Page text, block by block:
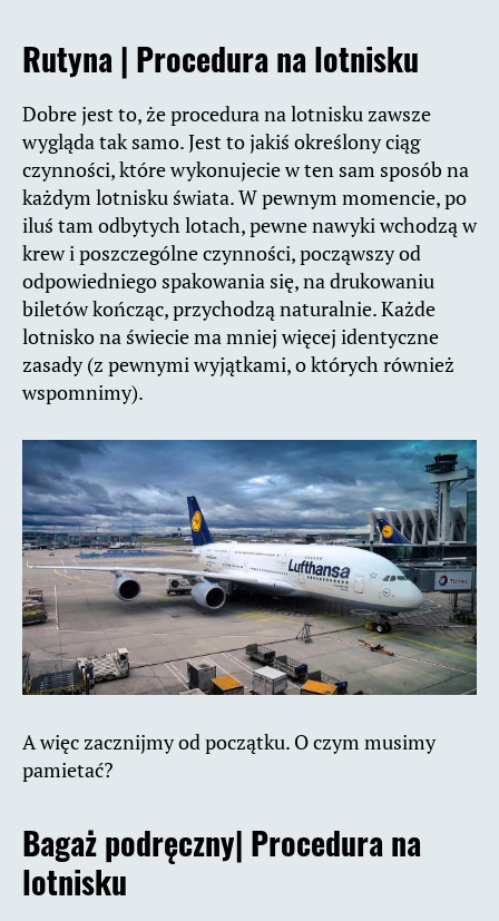
Rutyna | Procedura na lotnisku
Dobre jest to, że procedura na lotnisku zawsze
wygląda tak samo. Jest to jakiś określony ciąg
czynności, które wykonujecie w ten sam sposób na
każdym lotnisku świata. W pewnym momencie, po
iluś tam odbytych lotach, pewne nawyki wchodzą w
krew i poszczególne czynności, począwszy od
odpowiedniego spakowania się, na drukowaniu
biletów kończąc, przychodzą naturalnie. Każde
lotnisko na świecie ma mniej więcej identyczne
zasady (z pewnymi wyjątkami, o których również
wspomnimy).
A więc zacznijmy od początku. O czym musimy
pamietać?
Bagaż podręczny| Procedura na
lotnisku